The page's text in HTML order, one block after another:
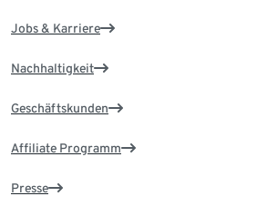
Jobs & Karriere
Nachhaltigkeit
Geschäftskunden
Affiliate Programm
Presse